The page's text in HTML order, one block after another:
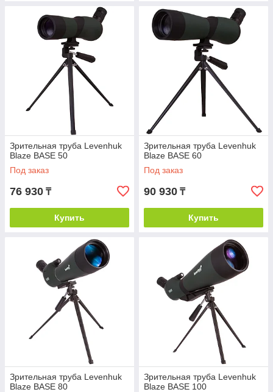
Зрительная труба Levenhuk
Blaze BASE 50
Под заказ
76 930 ₸
Купить
Зрительная труба Levenhuk
Blaze BASE 60
Под заказ
90 930 ₸
Купить
Зрительная труба Levenhuk
Blaze BASE 80
Зрительная труба Levenhuk
Blaze BASE 100